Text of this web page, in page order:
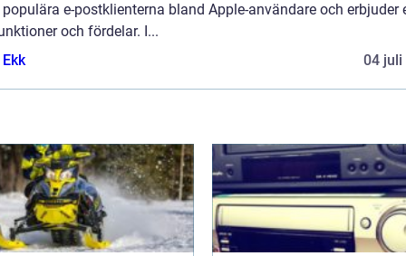
e-postklienterna bland Apple-användare och erbjuder
och fördelar. I...
04 juli